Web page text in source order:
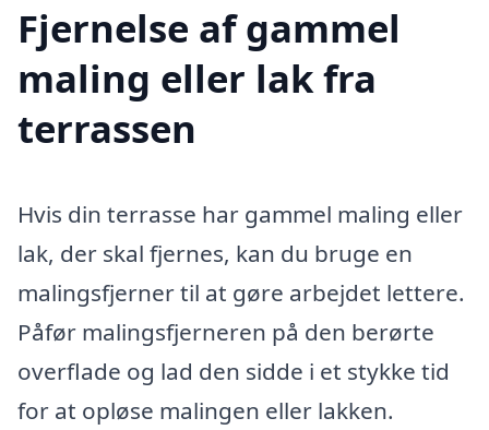
Fjernelse af gammel
maling eller lak fra
terrassen
Hvis din terrasse har gammel maling eller
lak, der skal fjernes, kan du bruge en
malingsfjerner til at gøre arbejdet lettere.
Påfør malingsfjerneren på den berørte
overflade og lad den sidde i et stykke tid
for at opløse malingen eller lakken.